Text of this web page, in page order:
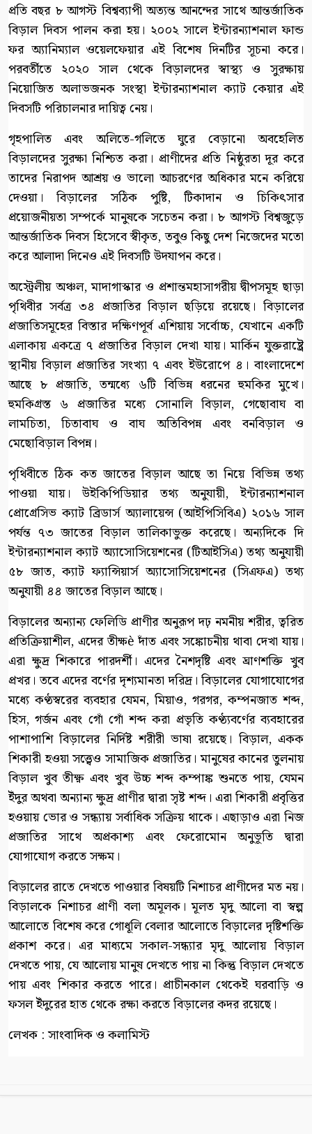
প্রতি বছর ৮ আগস্ট বিশ্বব্যাপী অত্যন্ত আনন্দের সাথে আন্তর্জাতিক
বিড়াল দিবস পালন করা হয়। ২০০২ সালে ইন্টারন্যাশনাল ফান্ড
ফর অ্যানিম্যাল ওয়েলফেয়ার এই বিশেষ দিনটির সূচনা করে।
পরবর্তীতে ২০২০ সাল থেকে বিড়ালদের স্বাস্থ্য ও সুরক্ষায়
নিয়োজিত অলাভজনক সংস্থা ইন্টারন্যাশনাল ক্যাট কেয়ার এই
দিবসটি পরিচালনার দায়িত্ব নেয়।
গৃহপালিত এবং অলিতে-গলিতে ঘুরে বেড়ানো অবহেলিত
বিড়ালদের সুরক্ষা নিশ্চিত করা। প্রাণীদের প্রতি নিষ্ঠুরতা দূর করে
তাদের নিরাপদ আশ্রয় ও ভালো আচরণের অধিকার মনে করিয়ে
দেওয়া। বিড়ালের সঠিক পুষ্টি, টিকাদান ও চিকিৎসার
প্রয়োজনীয়তা সম্পর্কে মানুষকে সচেতন করা। ৮ আগস্ট বিশ্বজুড়ে
আন্তর্জাতিক দিবস হিসেবে স্বীকৃত, তবুও কিছু দেশ নিজেদের মতো
করে আলাদা দিনেও এই দিবসটি উদযাপন করে।
অস্ট্রেলীয় অঞ্চল, মাদাগাস্কার ও প্রশান্তমহাসাগরীয় দ্বীপসমূহ ছাড়া
পৃথিবীর সর্বত্র ৩৪ প্রজাতির বিড়াল ছড়িয়ে রয়েছে। বিড়ালের
প্রজাতিসমূহের বিস্তার দক্ষিণপূর্ব এশিয়ায় সর্বোচ্চ, যেখানে একটি
এলাকায় একত্রে ৭ প্রজাতির বিড়াল দেখা যায়। মার্কিন যুক্তরাষ্ট্রে
স্থানীয় বিড়াল প্রজাতির সংখ্যা ৭ এবং ইউরোপে ৪। বাংলাদেশে
আছে ৮ প্রজাতি, তন্মধ্যে ৬টি বিভিন্ন ধরনের হুমকির মুখে।
হুমকিগ্রস্ত ৬ প্রজাতির মধ্যে সোনালি বিড়াল, গেছোবাঘ বা
লামচিতা, চিতাবাঘ ও বাঘ অতিবিপন্ন এবং বনবিড়াল ও
মেছোবিড়াল বিপন্ন।
পৃথিবীতে ঠিক কত জাতের বিড়াল আছে তা নিয়ে বিভিন্ন তথ্য
পাওয়া যায়। উইকিপিডিয়ার তথ্য অনুযায়ী, ইন্টারন্যাশনাল
প্রোগ্রেসিভ ক্যাট ব্রিডার্স অ্যালায়েন্স (আইপিসিবিএ) ২০১৬ সাল
পর্যন্ত ৭৩ জাতের বিড়াল তালিকাভুক্ত করেছে। অন্যদিকে দি
ইন্টারন্যাশনাল ক্যাট অ্যাসোসিয়েশনের (টিআইসিএ) তথ্য অনুযায়ী
৫৮ জাত, ক্যাট ফ্যান্সিয়ার্স অ্যাসোসিয়েশনের (সিএফএ) তথ্য
অনুযায়ী ৪৪ জাতের বিড়াল আছে।
বিড়ালের অন্যান্য ফেলিডি প্রাণীর অনুরূপ দঢ় নমনীয় শরীর, ত্বরিত
প্রতিক্রিয়াশীল, এদের তীক্ষè দাঁত এবং সঙ্কোচনীয় থাবা দেখা যায়।
এরা ক্ষুদ্র শিকারে পারদর্শী। এদের নৈশদৃষ্টি এবং ঘ্রাণশক্তি খুব
প্রখর। তবে এদের বর্ণের দৃশ্যমানতা দরিদ্র। বিড়ালের যোগাযোগের
মধ্যে কণ্ঠস্বরের ব্যবহার যেমন, মিয়াও, গরগর, কম্পনজাত শব্দ,
হিস, গর্জন এবং গোঁ গোঁ শব্দ করা প্রভৃতি কণ্ঠ্যবর্ণের ব্যবহারের
পাশাপাশি বিড়ালের নির্দিষ্ট শরীরী ভাষা রয়েছে। বিড়াল, একক
শিকারী হওয়া সত্ত্বেও সামাজিক প্রজাতির। মানুষের কানের তুলনায়
বিড়াল খুব তীক্ষ্ণ এবং খুব উচ্চ শব্দ কম্পাঙ্ক শুনতে পায়, যেমন
ইঁদুর অথবা অন্যান্য ক্ষুদ্র প্রাণীর দ্বারা সৃষ্ট শব্দ। এরা শিকারী প্রবৃত্তির
হওয়ায় ভোর ও সন্ধ্যায় সর্বাধিক সক্রিয় থাকে। এছাড়াও এরা নিজ
প্রজাতির সাথে অপ্রকাশ্য এবং ফেরোমোন অনুভূতি দ্বারা
যোগাযোগ করতে সক্ষম।
বিড়ালের রাতে দেখতে পাওয়ার বিষয়টি নিশাচর প্রাণীদের মত নয়।
বিড়ালকে নিশাচর প্রাণী বলা অমূলক। মূলত মৃদু আলো বা স্বল্প
আলোতে বিশেষ করে গোধূলি বেলার আলোতে বিড়ালের দৃষ্টিশক্তি
প্রকাশ করে। এর মাধ্যমে সকাল-সন্ধ্যার মৃদু আলোয় বিড়াল
দেখতে পায়, যে আলোয় মানুষ দেখতে পায় না কিন্তু বিড়াল দেখতে
পায় এবং শিকার করতে পারে। প্রাচীনকাল থেকেই ঘরবাড়ি ও
ফসল ইঁদুরের হাত থেকে রক্ষা করতে বিড়ালের কদর রয়েছে।
লেখক : সাংবাদিক ও কলামিস্ট